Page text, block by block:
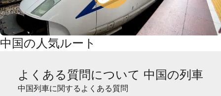
中国の人気ルート
よくある質問について 中国の列車
中国列車に関するよくある質問